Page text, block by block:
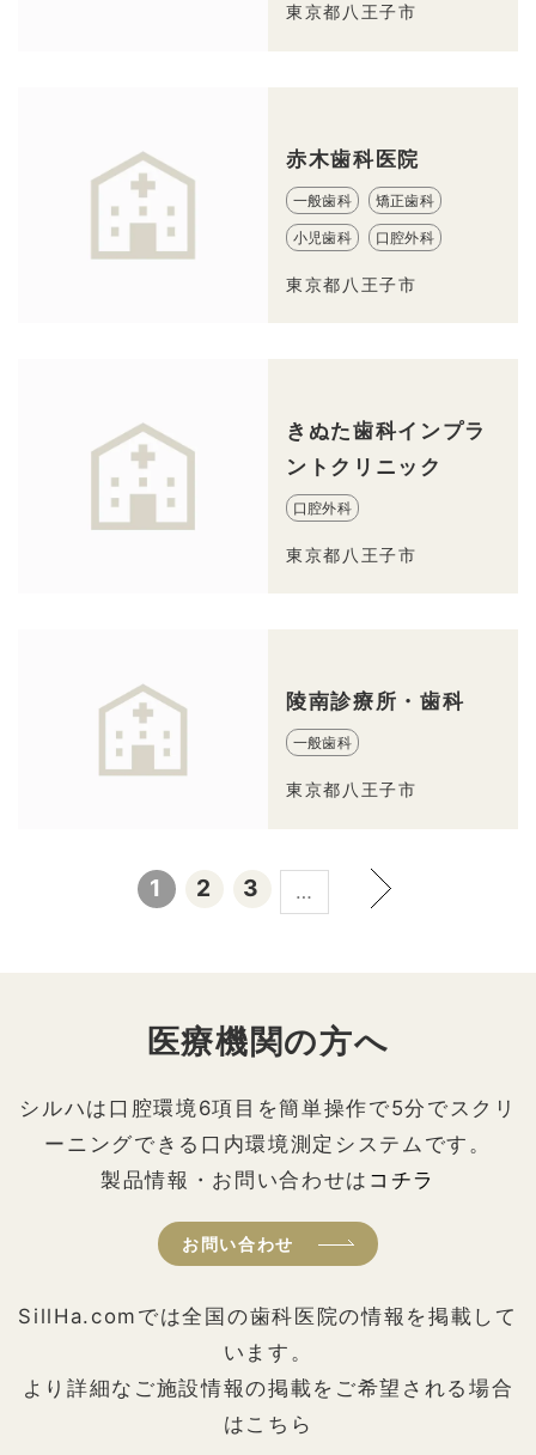
東京都八王子市
赤木歯科医院
一般歯科 矯正歯科
小児歯科 口腔外科
東京都八王子市
きぬた歯科インプラ
ントクリニック
口腔外科
東京都八王子市
陵南診療所・歯科
一般歯科
東京都八王子市
1 2 3 …
医療機関の方へ
シルハは口腔環境6項目を簡単操作で5分でスクリ
ーニングできる口内環境測定システムです。
製品情報・お問い合わせは コチラ
お問い合わせ
SillHa.comでは全国の歯科医院の情報を掲載して
います。
より詳細なご施設情報の掲載をご希望される場合
はこちら